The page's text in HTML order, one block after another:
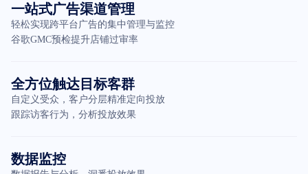
一站式广告渠道管理
轻松实现跨平台广告的集中管理与监控
谷歌GMC预检提升店铺过审率
全方位触达目标客群
自定义受众，客户分层精准定向投放
跟踪访客行为，分析投放效果
数据监控